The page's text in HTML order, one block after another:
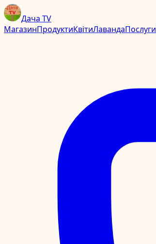
Дача TV
МагазинПродуктиКвітиЛавандаПослуги